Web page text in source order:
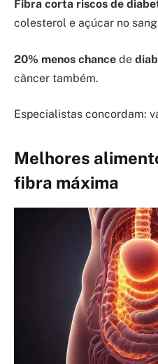
Fibra corta riscos de
colesterol e açúcar no
20% menos chance de
câncer também.
Especialistas concordam:
Melhores
fibra máxima